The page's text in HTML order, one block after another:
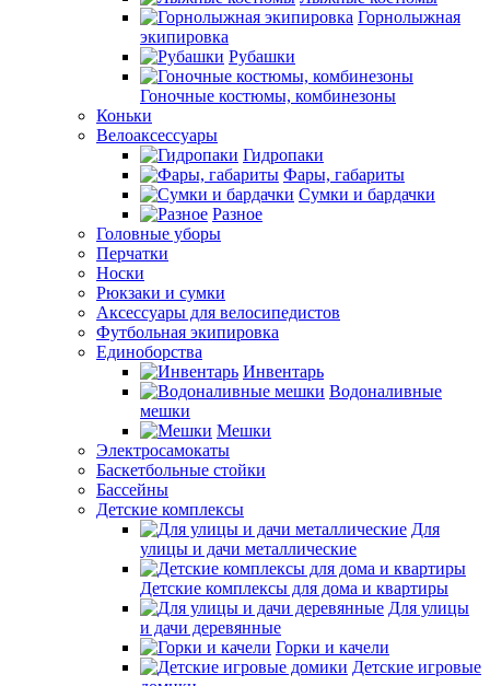
Горнолыжная
экипировка
Рубашки
Гоночные костюмы, комбинезоны
Коньки
Велоаксессуары
Гидропаки
Фары, габариты
Сумки и бардачки
Разное
Головные уборы
Перчатки
Носки
Рюкзаки и сумки
Аксессуары для велосипедистов
Футбольная экипировка
Единоборства
Инвентарь
Водоналивные
мешки
Мешки
Электросамокаты
Баскетбольные стойки
Бассейны
Детские комплексы
Для
улицы и дачи металлические
Детские комплексы для дома и квартиры
Для улицы
и дачи деревянные
Горки и качели
Детские игровые